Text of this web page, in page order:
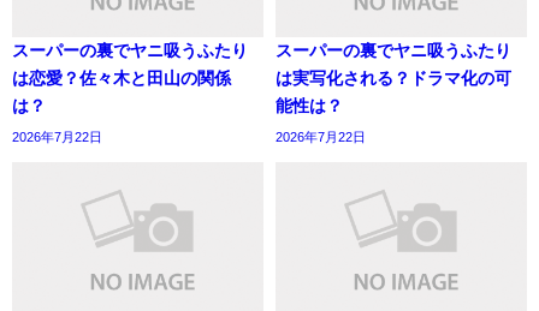
スーパーの裏でヤニ吸うふたり
は恋愛？佐々木と田山の関係
は？
2026年7月22日
スーパーの裏でヤニ吸うふたり
は実写化される？ドラマ化の可
能性は？
2026年7月22日